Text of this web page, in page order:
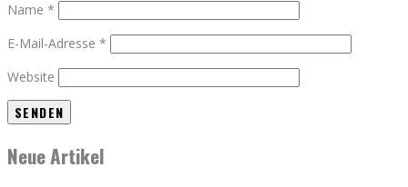
Name *
E-Mail-Adresse *
Website
Neue Artikel